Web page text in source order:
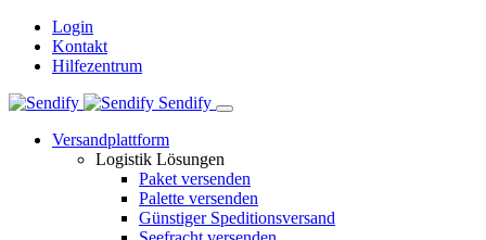
Login
Kontakt
Hilfezentrum
Sendify
Versandplattform
Logistik Lösungen
Paket versenden
Palette versenden
Günstiger Speditionsversand